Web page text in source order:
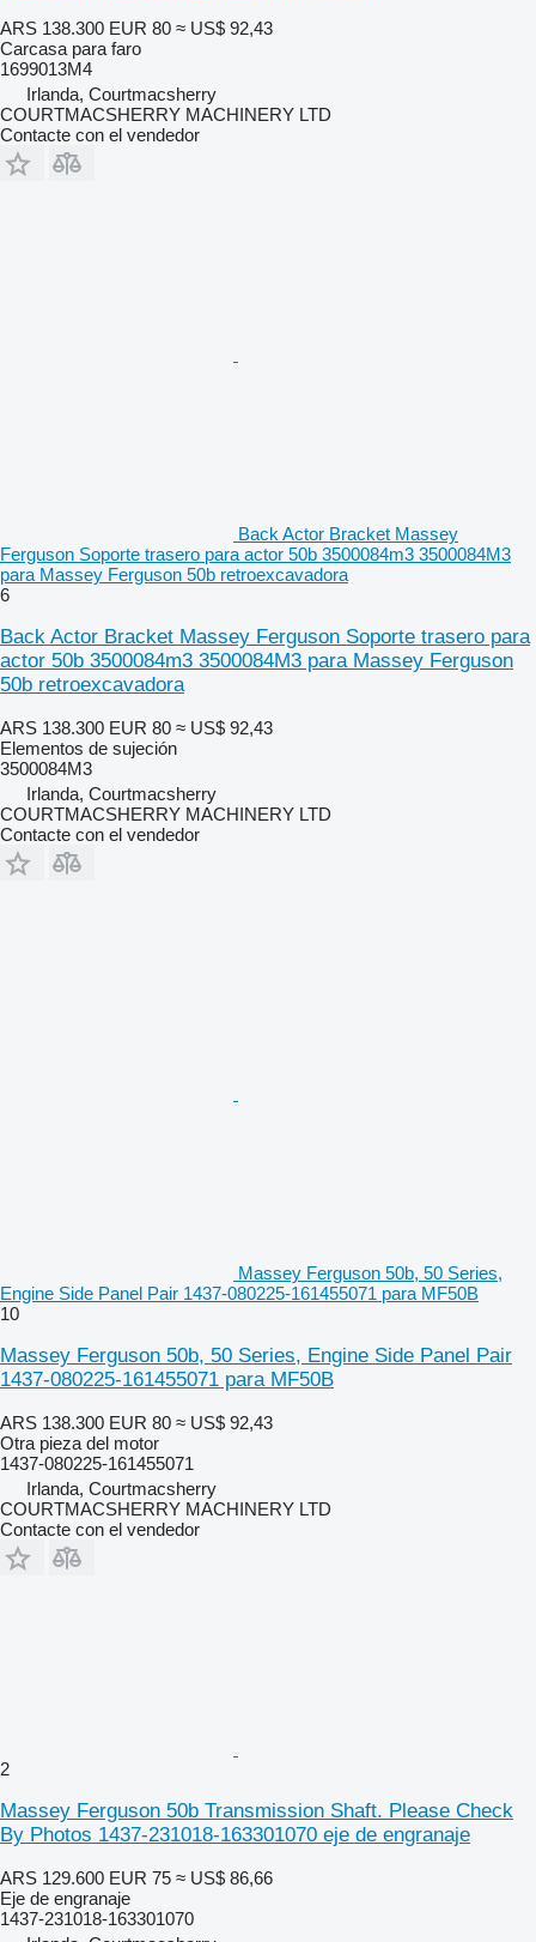
ARS 138.300 EUR 80 ≈ US$ 92,43
Carcasa para faro
1699013M4
Irlanda, Courtmacsherry
COURTMACSHERRY MACHINERY LTD
Contacte con el vendedor
Back Actor Bracket Massey
Ferguson Soporte trasero para actor 50b 3500084m3 3500084M3
para Massey Ferguson 50b retroexcavadora
6
Back Actor Bracket Massey Ferguson Soporte trasero para
actor 50b 3500084m3 3500084M3 para Massey Ferguson
50b retroexcavadora
ARS 138.300 EUR 80 ≈ US$ 92,43
Elementos de sujeción
3500084M3
Irlanda, Courtmacsherry
COURTMACSHERRY MACHINERY LTD
Contacte con el vendedor
Massey Ferguson 50b, 50 Series,
Engine Side Panel Pair 1437-080225-161455071 para MF50B
10
Massey Ferguson 50b, 50 Series, Engine Side Panel Pair
1437-080225-161455071 para MF50B
ARS 138.300 EUR 80 ≈ US$ 92,43
Otra pieza del motor
1437-080225-161455071
Irlanda, Courtmacsherry
COURTMACSHERRY MACHINERY LTD
Contacte con el vendedor
2
Massey Ferguson 50b Transmission Shaft. Please Check
By Photos 1437-231018-163301070 eje de engranaje
ARS 129.600 EUR 75 ≈ US$ 86,66
Eje de engranaje
1437-231018-163301070